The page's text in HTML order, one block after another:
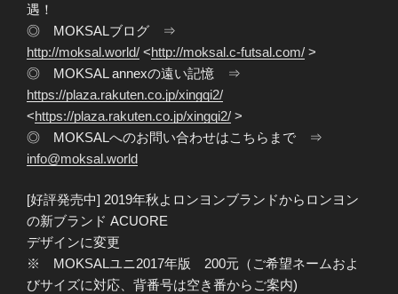
遇！
◎ MOKSALブログ ⇒
http://moksal.world/ <http://moksal.c-futsal.com/ >
◎ MOKSAL annexの遠い記憶 ⇒
https://plaza.rakuten.co.jp/xingqi2/
<https://plaza.rakuten.co.jp/xingqi2/ >
◎ MOKSALへのお問い合わせはこちらまで ⇒
info@moksal.world
[好評発売中] 2019年秋よロンヨンブランドからロンヨン
の新ブランド ACUORE
デザインに変更
※ MOKSALユニ2017年版 200元（ご希望ネームおよ
びサイズに対応、背番号は空き番からご案内)